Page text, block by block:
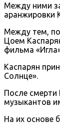
Между ними
аранжировки
Между тем,
Цоем
фильма
Каспарян
Солнце».
После
музыкантов
На их основе